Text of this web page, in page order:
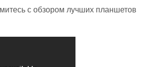
с обзором лучших планшетов